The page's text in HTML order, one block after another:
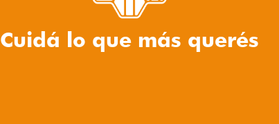
Cuidá lo que más querés